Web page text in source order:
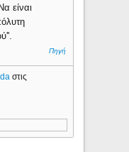
είναι
Πηγή
στις